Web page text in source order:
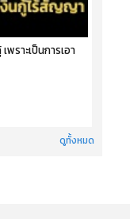
ราะเป็นการเอา
ดูทั้งหมด